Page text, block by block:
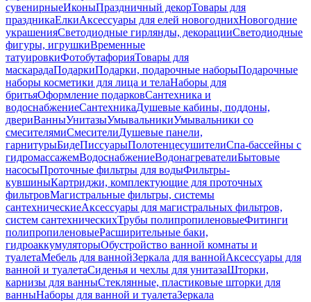
сувенирныеИконыПраздничный декорТовары для
праздникаЕлкиАксессуары для елей новогоднихНовогодние
украшенияСветодиодные гирлянды, декорацииСветодиодные
фигуры, игрушкиВременные
татуировкиФотобутафорияТовары для
маскарадаПодаркиПодарки, подарочные наборыПодарочные
наборы косметики для лица и телаНаборы для
бритьяОформление подарковСантехника и
водоснабжениеСантехникаДушевые кабины, поддоны,
двериВанныУнитазыУмывальникиУмывальники со
смесителямиСмесителиДушевые панели,
гарнитурыБидеПиссуарыПолотенцесушителиСпа-бассейны с
гидромассажемВодоснабжениеВодонагревателиБытовые
насосыПроточные фильтры для водыФильтры-
кувшиныКартриджи, комплектующие для проточных
фильтровМагистральные фильтры, системы
сантехническиеАксессуары для магистральных фильтров,
систем сантехническихТрубы полипропиленовыеФитинги
полипропиленовыеРасширительные баки,
гидроаккумуляторыОбустройство ванной комнаты и
туалетаМебель для ваннойЗеркала для ваннойАксессуары для
ванной и туалетаСиденья и чехлы для унитазаШторки,
карнизы для ванныСтеклянные, пластиковые шторки для
ванныНаборы для ванной и туалетаЗеркала